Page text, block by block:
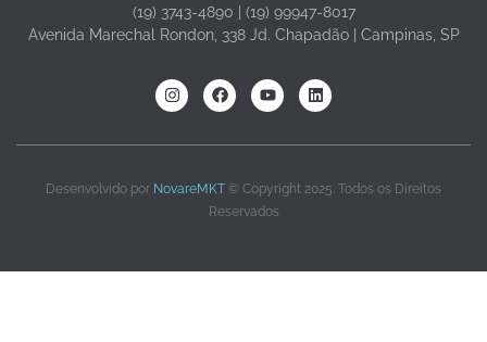
(19) 3743-4890 | (19) 99947-8017
Avenida Marechal Rondon, 338 Jd. Chapadão | Campinas, SP
Desenvolvido por NovareMKT © Copyright 2025. Todos os Direitos
Reservados